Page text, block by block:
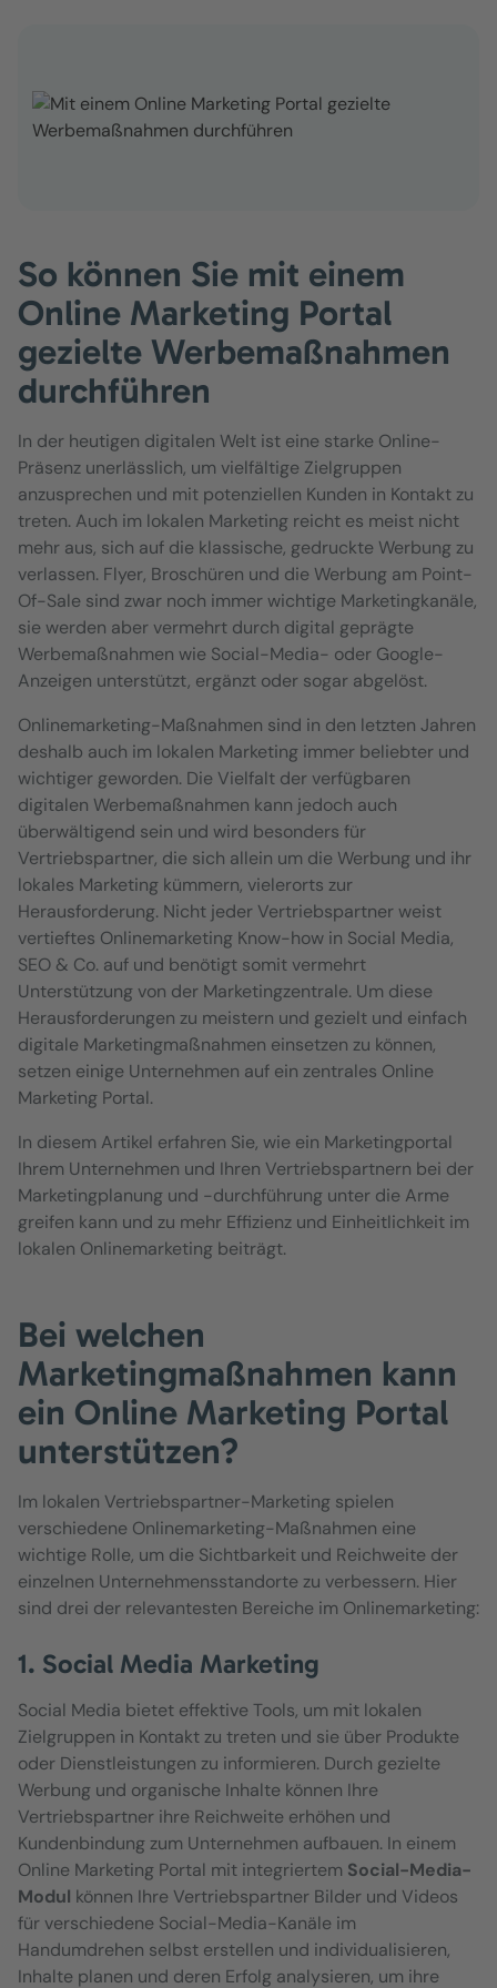
So können Sie mit einem
Online Marketing Portal
gezielte Werbemaßnahmen
durchführen
In der heutigen digitalen Welt ist eine starke Online-
Präsenz unerlässlich, um vielfältige Zielgruppen
anzusprechen und mit potenziellen Kunden in Kontakt zu
treten. Auch im lokalen Marketing reicht es meist nicht
mehr aus, sich auf die klassische, gedruckte Werbung zu
verlassen. Flyer, Broschüren und die Werbung am Point-
Of-Sale sind zwar noch immer wichtige Marketingkanäle,
sie werden aber vermehrt durch digital geprägte
Werbemaßnahmen wie Social-Media- oder Google-
Anzeigen unterstützt, ergänzt oder sogar abgelöst.
Onlinemarketing-Maßnahmen sind in den letzten Jahren
deshalb auch im lokalen Marketing immer beliebter und
wichtiger geworden. Die Vielfalt der verfügbaren
digitalen Werbemaßnahmen kann jedoch auch
überwältigend sein und wird besonders für
Vertriebspartner, die sich allein um die Werbung und ihr
lokales Marketing kümmern, vielerorts zur
Herausforderung. Nicht jeder Vertriebspartner weist
vertieftes Onlinemarketing Know-how in Social Media,
SEO & Co. auf und benötigt somit vermehrt
Unterstützung von der Marketingzentrale. Um diese
Herausforderungen zu meistern und gezielt und einfach
digitale Marketingmaßnahmen einsetzen zu können,
setzen einige Unternehmen auf ein zentrales Online
Marketing Portal.
In diesem Artikel erfahren Sie, wie ein Marketingportal
Ihrem Unternehmen und Ihren Vertriebspartnern bei der
Marketingplanung und -durchführung unter die Arme
greifen kann und zu mehr Effizienz und Einheitlichkeit im
lokalen Onlinemarketing beiträgt.
Bei welchen
Marketingmaßnahmen kann
ein Online Marketing Portal
unterstützen?
Im lokalen Vertriebspartner-Marketing spielen
verschiedene Onlinemarketing-Maßnahmen eine
wichtige Rolle, um die Sichtbarkeit und Reichweite der
einzelnen Unternehmensstandorte zu verbessern. Hier
sind drei der relevantesten Bereiche im Onlinemarketing:
1. Social Media Marketing
Social Media bietet effektive Tools, um mit lokalen
Zielgruppen in Kontakt zu treten und sie über Produkte
oder Dienstleistungen zu informieren. Durch gezielte
Werbung und organische Inhalte können Ihre
Vertriebspartner ihre Reichweite erhöhen und
Kundenbindung zum Unternehmen aufbauen. In einem
Online Marketing Portal mit integriertem Social-Media-
Modul können Ihre Vertriebspartner Bilder und Videos
für verschiedene Social-Media-Kanäle im
Handumdrehen selbst erstellen und individualisieren,
Inhalte planen und deren Erfolg analysieren, um ihre